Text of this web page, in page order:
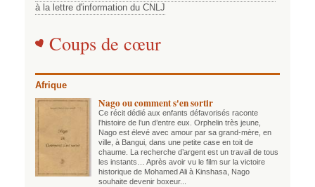
à la lettre d'information du CNLJ
Coups de cœur
Afrique
Nago ou comment s'en sortir
Ce récit dédié aux enfants défavorisés raconte
l’histoire de l’un d’entre eux. Orphelin très jeune,
Nago est élevé avec amour par sa grand-mère, en
ville, à Bangui, dans une petite case en toit de
chaume. La recherche d’argent est un travail de tous
les instants… Après avoir vu le film sur la victoire
historique de Mohamed Ali à Kinshasa, Nago
souhaite devenir boxeur...